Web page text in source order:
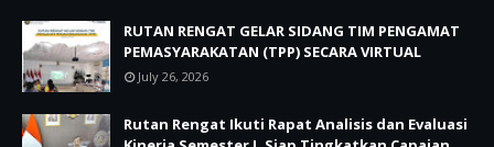
RUTAN RENGAT GELAR SIDANG TIM PENGAMAT
PEMASYARAKATAN (TPP) SECARA VIRTUAL
July 26, 2026
Rutan Rengat Ikuti Rapat Analisis dan Evaluasi